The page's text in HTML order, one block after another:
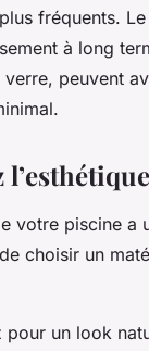
fréquents.
à long
peuvent
votre piscine a
choisir un
pour un look